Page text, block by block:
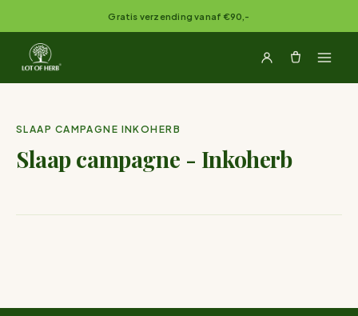
Gratis verzending vanaf €90,-
SLAAP CAMPAGNE INKOHERB
Slaap campagne - Inkoherb